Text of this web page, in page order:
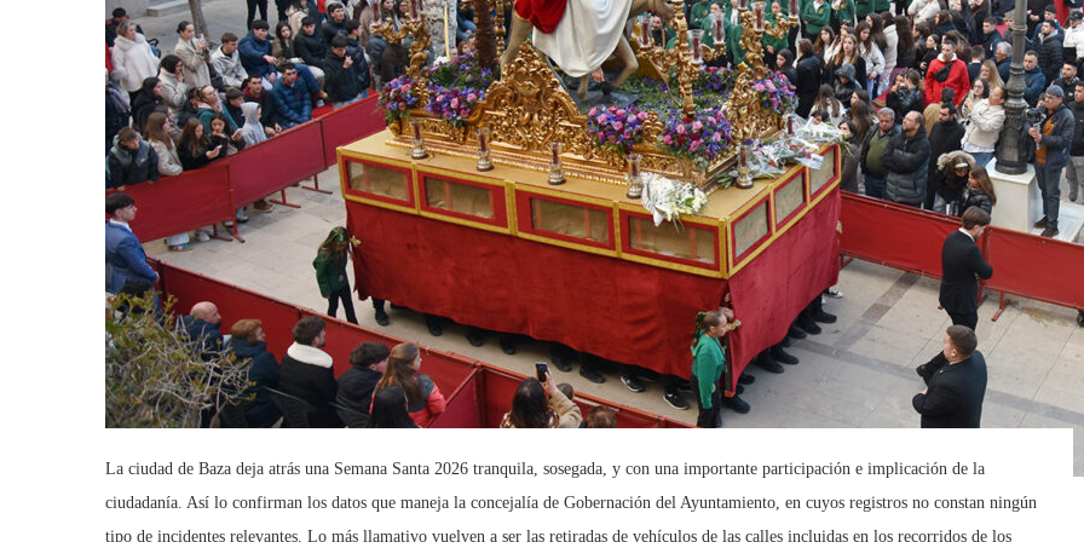
La ciudad de Baza deja atrás una Semana Santa 2026 tranquila, sosegada, y con una importante participación e implicación de la
ciudadanía. Así lo confirman los datos que maneja la concejalía de Gobernación del Ayuntamiento, en cuyos registros no constan ningún
tipo de incidentes relevantes. Lo más llamativo vuelven a ser las retiradas de vehículos de las calles incluidas en los recorridos de los